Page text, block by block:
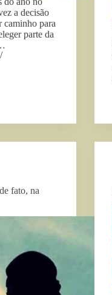
a decisão
caminho para
parte da
fato, na